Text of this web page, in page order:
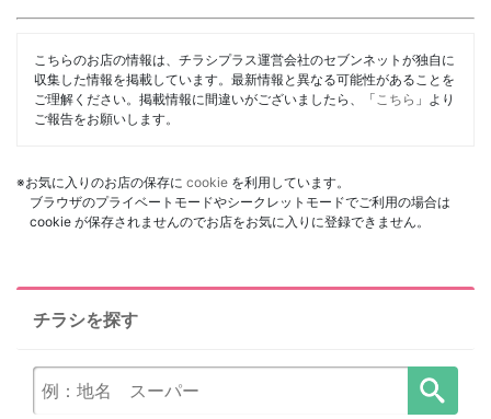
こちらのお店の情報は、チラシプラス運営会社のセブンネットが独自に
収集した情報を掲載しています。最新情報と異なる可能性があることを
ご理解ください。掲載情報に間違いがございましたら、「 こちら 」より
ご報告をお願いします。
※お気に入りのお店の保存に cookie を利用しています。
ブラウザのプライベートモードやシークレットモードでご利用の場合は
cookie が保存されませんのでお店をお気に入りに登録できません。
チラシを探す